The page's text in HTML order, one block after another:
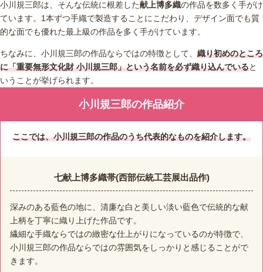
小川規三郎は、そんな伝統に根差した献上博多織の作品を数多く手がけ
ています。1本ずつ手織で製造することにこだわり、デザイン面でも質
的な面でも優れた最上級の作品を多く手がけています。
ちなみに、小川規三郎の作品ならではの特徴として、 織り初めのところ
に「重要無形文化財 小川規三郎」という名前を必ず織り込んでいると
いうことが挙げられます。
小川規三郎の作品紹介
ここでは、小川規三郎の作品のうち代表的なものを紹介します。
七献上博多織帯(西部伝統工芸展出品作)
深みのある藍色の地に、清廉な白と美しい淡い藍色で伝統的な献
上柄を丁寧に織り上げた作品です。
繊細な手織ならではの緻密な仕上がりになっているのが特徴で、
小川規三郎の作品ならではの雰囲気をしっかりと感じることがで
きます。